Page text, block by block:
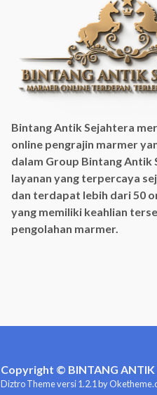
Bintang Antik Sejahtera
online pengrajin marmer
dalam Group Bintang Antik
layanan yang terpercaya
dan terdapat lebih dari 50
yang memiliki keahlian
pengolahan marmer.
Copyright © BINTANG ANTIK
Diztro Themeversi 1.2.1 by